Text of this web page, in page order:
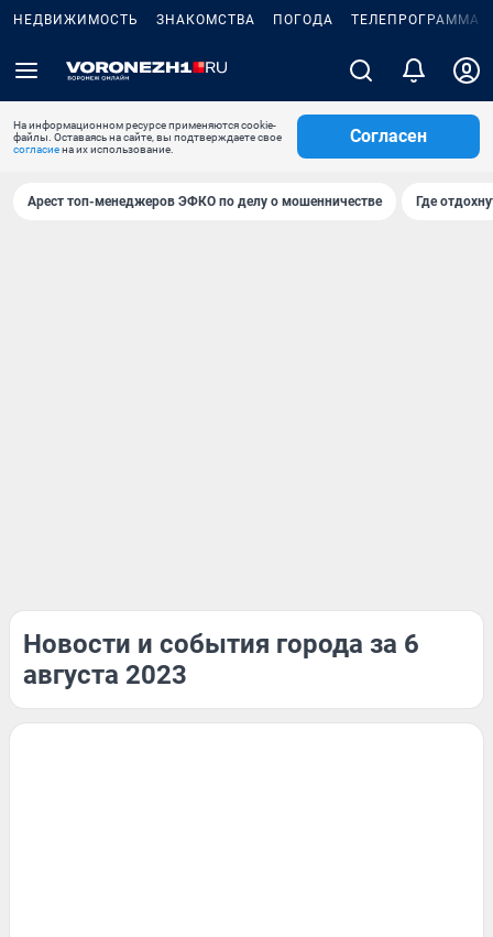
НЕДВИЖИМОСТЬ ЗНАКОМСТВА ПОГОДА ТЕЛЕПРОГРАММА
На информационном ресурсе применяются cookie-
файлы. Оставаясь на сайте, вы подтверждаете свое
согласиена их использование.
Согласен
Арест топ-менеджеров ЭФКО по делу о мошенничестве Где
Новости и события города за 6
августа 2023